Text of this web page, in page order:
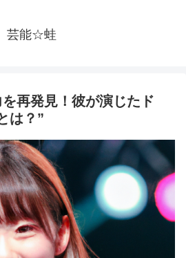
芸能☆蛙
再発見！彼が演じたド
は？”